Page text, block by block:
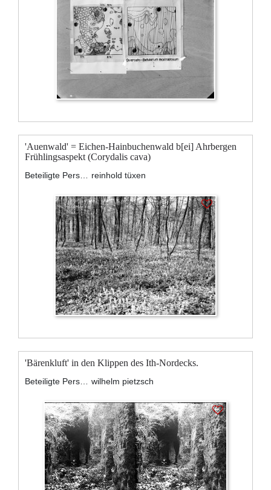
'Auenwald' = Eichen-Hainbuchenwald b[ei] Ahrbergen
Frühlingsaspekt (Corydalis cava)
reinhold tüxen
'Bärenkluft' in den Klippen des Ith-Nordecks.
wilhelm pietzsch